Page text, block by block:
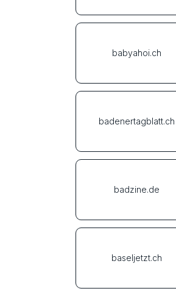
babyahoi.ch
badenertagblatt.ch
badzine.de
baseljetzt.ch